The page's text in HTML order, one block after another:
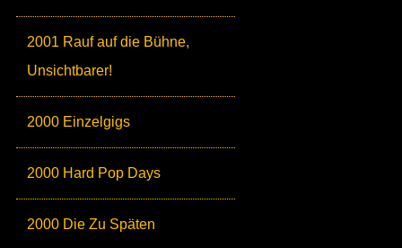
2001 Rauf auf die Bühne,
Unsichtbarer!
2000 Einzelgigs
2000 Hard Pop Days
2000 Die Zu Späten